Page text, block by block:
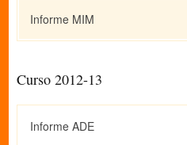
Informe MIM
Curso 2012-13
Informe ADE